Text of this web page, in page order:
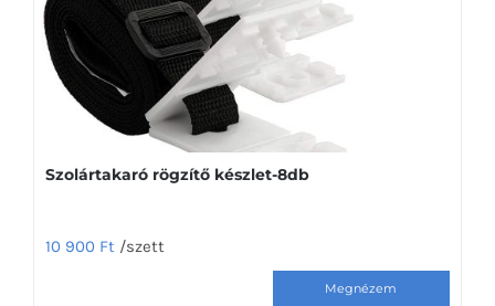
termékoldalon
választhatók
Szolártakaró rögzítő készlet-8db
10 900 Ft /szett